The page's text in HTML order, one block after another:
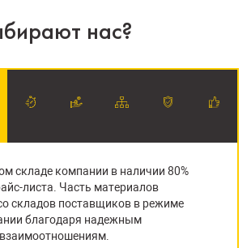
нас?
складе компании в наличии 80%
листа. Часть материалов
складов поставщиков в режиме
благодаря надежным